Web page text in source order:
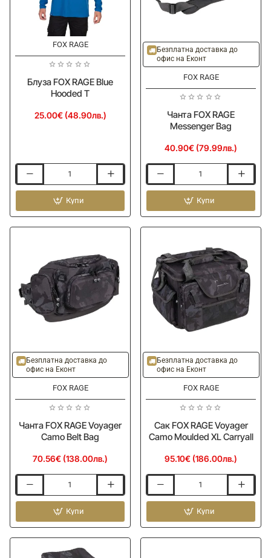
FOX RAGE
Блуза FOX RAGE Blue
Hooded T
25.00€ (48.90лв.)
FOX
Blue
Hooded
Купи
Безплатна доставка до
офис на Еконт
FOX RAGE
Чанта FOX RAGE
Messenger Bag
40.90€ (79.99лв.)
FOX
Messenger
Bag
Купи
Безплатна доставка до
офис на Еконт
FOX RAGE
Чанта FOX RAGE Voyager
Camo Belt Bag
70.56€ (138.00лв.)
FOX
Voyager
Camo
Купи
Безплатна доставка до
офис на Еконт
FOX RAGE
Сак FOX RAGЕ Voyager
Camo Moulded XL Carryall
95.10€ (186.00лв.)
FOX
Voyager
Camo
Купи